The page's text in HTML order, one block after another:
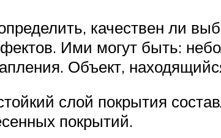
качествен ли
Ими могут быть:
Объект,
слой покрытия
покрытий.